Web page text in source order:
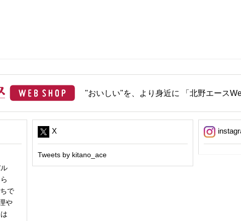
"おいしい"を、より身近に 「北野エース
で
や
X
Tweets by kitano_ace